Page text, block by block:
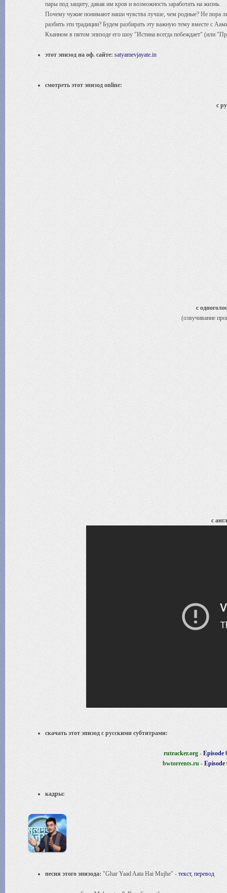
пары под защиту, давая им кров и возможность заработать на жизнь.
Почему чужие понимают наши чувства лучше, чем родные? Не пора
разбить эти традиции? Будем разбирать эту важную тему вместе с
Кханном в пятом эпизоде его шоу "Истина всегда побеждает" (или
этот эпизод на оф. сайте: satyamevjayate.in
смотреть этот эпизод online:
с
с
(озвучивание
с
скачать этот эпизод с русскими субтитрами:
rutracker.org - Episode
bwtorrents.ru - Episode
кадры:
песня этого эпизода: "Ghar Yaad Aata Hai Mujhe" - текст, перевод